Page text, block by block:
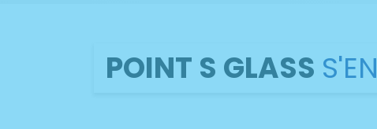
POINT S GLASS